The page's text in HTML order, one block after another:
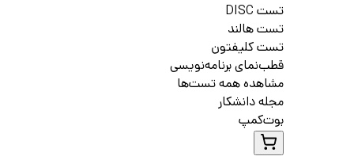
تست DISC
تست هالند
تست کلیفتون
قطب‌نمای برنامه‌نویسی
مشاهده همه تست‌ها
مجله دانشکار
بوت‌کمپ